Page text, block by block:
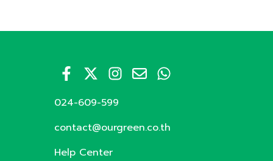
024-609-599
contact@ourgreen.co.th
Help Center